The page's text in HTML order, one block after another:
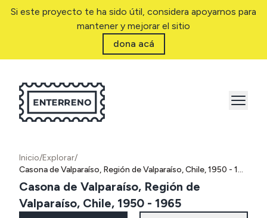
Si este proyecto te ha sido útil, considera apoyarnos para
mantener y mejorar el sitio
dona acá
Inicio/Explorar/
Casona de Valparaíso, Región de Valparaíso, Chile, 1950 - 1965
Casona de Valparaíso, Región de
Valparaíso, Chile, 1950 - 1965